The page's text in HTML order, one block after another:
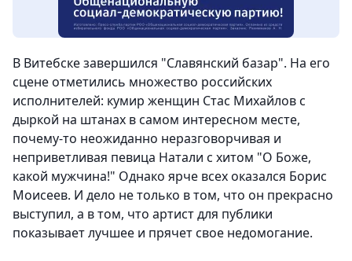
В Витебске завершился "Славянский базар". На его
сцене отметились множество российских
исполнителей: кумир женщин Стас Михайлов с
дыркой на штанах в самом интересном месте,
почему-то неожиданно неразговорчивая и
неприветливая певица Натали с хитом "О Боже,
какой мужчина!" Однако ярче всех оказался Борис
Моисеев. И дело не только в том, что он прекрасно
выступил, а в том, что артист для публики
показывает лучшее и прячет свое недомогание.